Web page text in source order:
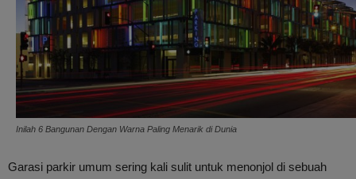
Inilah 6 Bangunan Dengan Warna Paling Menarik di Dunia
Garasi parkir umum sering kali sulit untuk menonjol di sebuah